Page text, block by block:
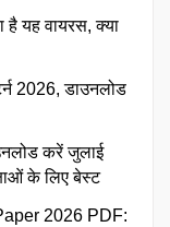
यह वायरस, क्या
2026, डाउनलोड
करें जुलाई
के लिए बेस्ट
2026 PDF: